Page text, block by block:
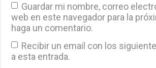
Guardar mi nombre, correo
web en este navegador para la
haga un comentario.
Recibir un email con los
a esta entrada.